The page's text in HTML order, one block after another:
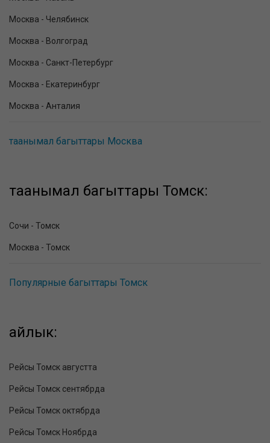
Москва - Челябинск
Москва - Волгоград
Москва - Санкт-Петербург
Москва - Екатеринбург
Москва - Анталия
таанымал багыттары Москва
таанымал багыттары Томск:
Сочи - Томск
Москва - Томск
Популярные багыттары Томск
айлык:
Рейсы Томск августта
Рейсы Томск сентябрда
Рейсы Томск октябрда
Рейсы Томск Ноябрда